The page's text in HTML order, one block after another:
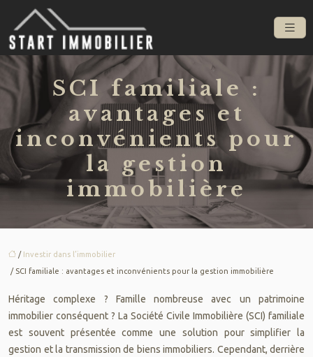
SCI familiale :
avantages et
inconvénients pour
la gestion
immobilière
/ Investir dans l’immobilier
/ SCI familiale : avantages et inconvénients pour la gestion immobilière
Héritage complexe ? Famille nombreuse avec un patrimoine
immobilier conséquent ? La Société Civile Immobilière (SCI) familiale
est souvent présentée comme une solution pour simplifier la
gestion et la transmission de biens immobiliers. Cependant, derrière